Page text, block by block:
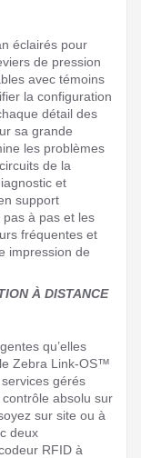
éclairés pour
de pression
avec témoins
la configuration
détail des
sa grande
les problèmes
de la
et
support
à pas et les
fréquentes et
impression de
À DISTANCE
qu’elles
Zebra Link-OS™
gérés
absolu sur
sur site ou à
deux
RFID à